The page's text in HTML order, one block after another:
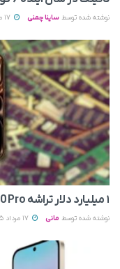
نوشته شده توسط ساینا چمنی
۱ میلیارد دلار تراشه A20 Pro در انتظار بسته‌بندی
نوشته شده توسط مانی